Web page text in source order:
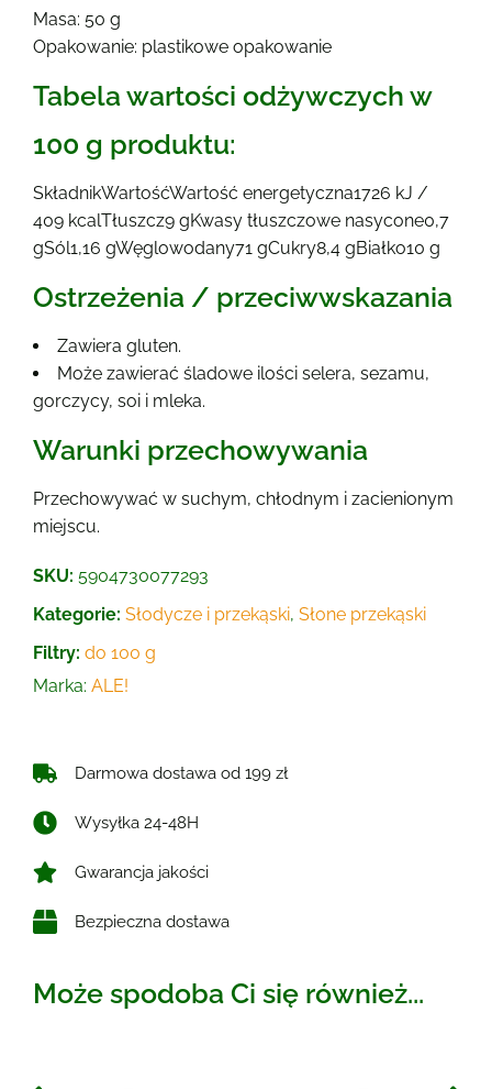
Masa: 50 g
Opakowanie: plastikowe opakowanie
Tabela wartości odżywczych w
100 g produktu:
SkładnikWartośćWartość energetyczna1726 kJ /
409 kcalTłuszcz9 gKwasy tłuszczowe nasycone0,7
gSól1,16 gWęglowodany71 gCukry8,4 gBiałko10 g
Ostrzeżenia / przeciwwskazania
Zawiera gluten.
Może zawierać śladowe ilości selera, sezamu,
gorczycy, soi i mleka.
Warunki przechowywania
Przechowywać w suchym, chłodnym i zacienionym
miejscu.
SKU: 5904730077293
Kategorie: Słodycze i przekąski, Słone przekąski
Filtry: do 100 g
Marka: ALE!
Darmowa dostawa od 199 zł
Wysyłka 24-48H
Gwarancja jakości
Bezpieczna dostawa
Może spodoba Ci się również...